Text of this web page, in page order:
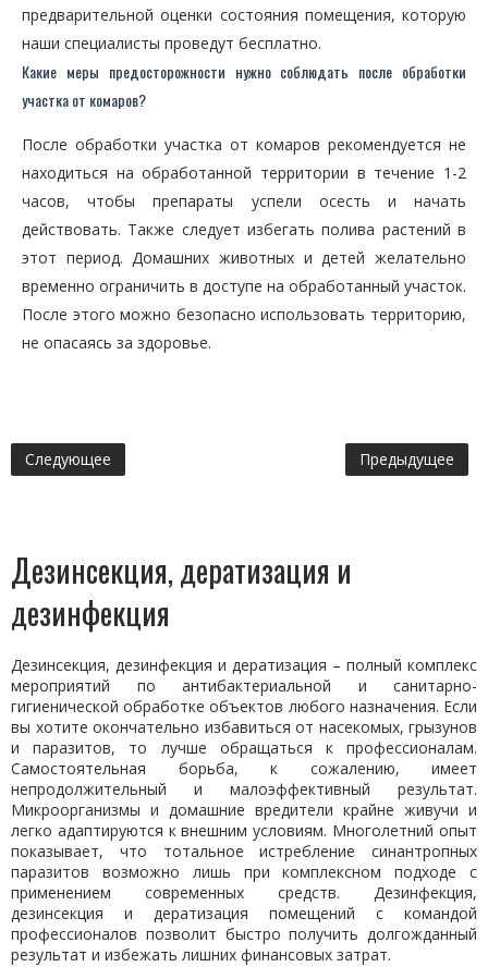
предварительной оценки состояния помещения, которую
наши специалисты проведут бесплатно.
Какие меры предосторожности нужно соблюдать после обработки
участка от комаров?
После обработки участка от комаров рекомендуется не
находиться на обработанной территории в течение 1-2
часов, чтобы препараты успели осесть и начать
действовать. Также следует избегать полива растений в
этот период. Домашних животных и детей желательно
временно ограничить в доступе на обработанный участок.
После этого можно безопасно использовать территорию,
не опасаясь за здоровье.
Следующее Предыдущее
Дезинсекция, дератизация и
дезинфекция
Дезинсекция, дезинфекция и дератизация – полный комплекс
мероприятий по антибактериальной и санитарно-
гигиенической обработке объектов любого назначения. Если
вы хотите окончательно избавиться от насекомых, грызунов
и паразитов, то лучше обращаться к профессионалам.
Самостоятельная борьба, к сожалению, имеет
непродолжительный и малоэффективный результат.
Микроорганизмы и домашние вредители крайне живучи и
легко адаптируются к внешним условиям. Многолетний опыт
показывает, что тотальное истребление синантропных
паразитов возможно лишь при комплексном подходе с
применением современных средств. Дезинфекция,
дезинсекция и дератизация помещений с командой
профессионалов позволит быстро получить долгожданный
результат и избежать лишних финансовых затрат.